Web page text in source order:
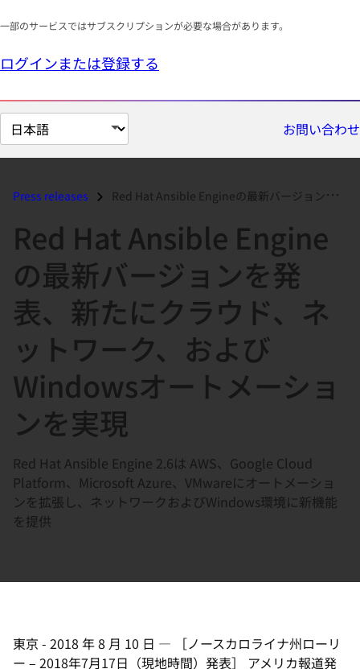
一部のサービスではサブスクリプションが必要な場合があります。
ログインまたは登録する
ペ
ー
の
だ
お問い合わせ
Press releases Red Hat Ansible Engineの最新バージョンを発表、新たにクラウド、ネットワーク、およびWindowsオートメーションを実現...
Red Hat Ansible Engine
の最新バージョンを発
表、新たにクラウド、ネ
ットワーク、および
Windowsオートメーショ
ンを実現
Red Hat Ansible Engine 2.6は AWS、Google Cloud
Platform、Microsoft Azure、VMwareにオートメーショ
ンを拡張し、ネットワークおよびWindows環境に新機能
を提供
東京 - 2018 年 8 月 10 日 —
［ノースカロライナ州ローリ
ー – 2018年7月17日（現地時間）発表］ アメリカ報道発